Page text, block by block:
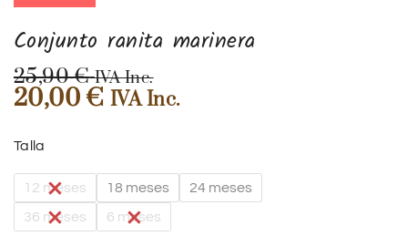
Conjunto ranita marinera
25,90€ IVA Inc.
20,00€ IVA Inc.
Talla
12 meses 18 meses
24 meses
36 meses
6 meses